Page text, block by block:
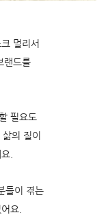
멀리서
랜드를
필요도
의 질이
.
들이 겪는
요.